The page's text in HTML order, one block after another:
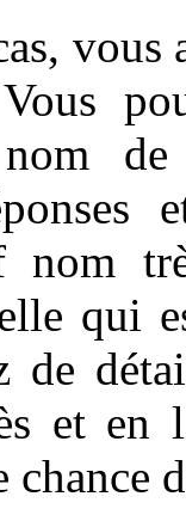
vous
de
nom
qui
de
et